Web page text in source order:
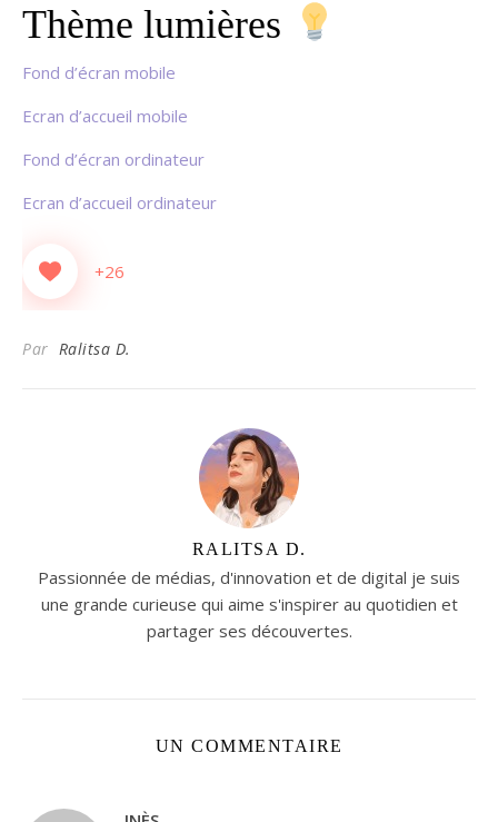
Thème lumières
Fond d’écran mobile
Ecran d’accueil mobile
Fond d’écran ordinateur
Ecran d’accueil ordinateur
+26
Par Ralitsa D.
RALITSA D.
Passionnée de médias, d'innovation et de digital je suis
une grande curieuse qui aime s'inspirer au quotidien et
partager ses découvertes.
UN COMMENTAIRE